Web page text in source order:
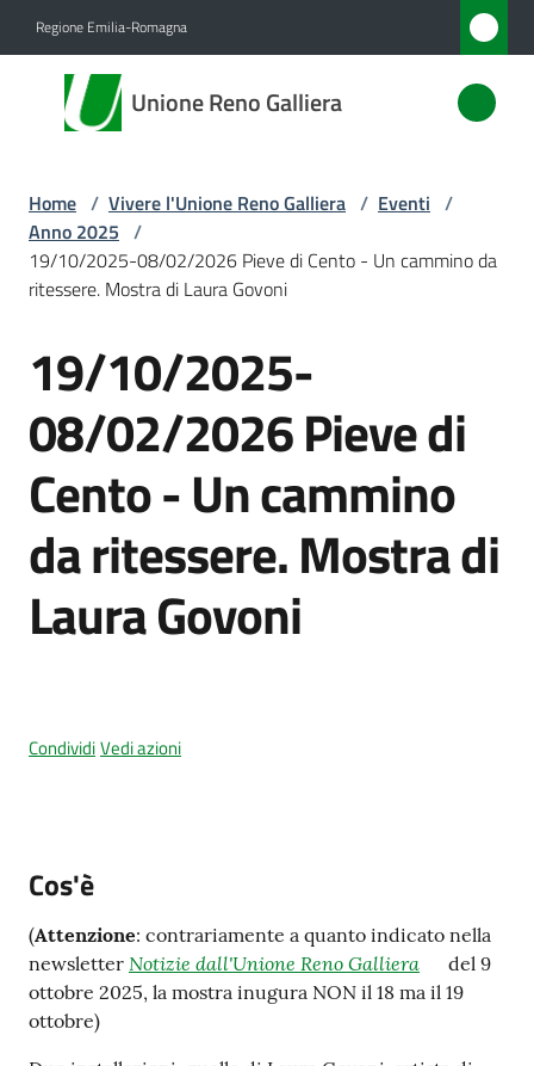
Regione Emilia-Romagna
Unione Reno Galliera
Unione
Reno
Amministrazione
Servizi
Vivere
l'Unione
Menu selezionato
Amministrazione
gli
Seguici
Home / Vivere l'Unione Reno Galliera / Eventi /
Anno 2025 /
19/10/2025-08/02/2026 Pieve di Cento - Un cammino da
ritessere. Mostra di Laura Govoni
Salta al contenuto
19/10/2025-
08/02/2026 Pieve di
Cento - Un cammino
da ritessere. Mostra di
Laura Govoni
CondividiVedi azioni
Cos'è
(Attenzione: contrariamente a quanto indicato nella
newsletter Notizie dall'Unione Reno Galliera
del 9
ottobre 2025, la mostra inugura NON il 18 ma il 19
ottobre)